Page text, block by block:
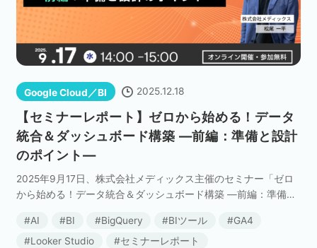
Google Cloud／BI 2025.12.18
【セミナーレポート】ゼロから始める！データ
統合＆ダッシュボード構築 ―前編：準備と設計
のポイント―
2025年9月17日、株式会社メディックス主催のセミナー「ゼロ
から始める！データ統合＆ダッシュボード構築 ―前編：準備と
ティング領域において、広告データ、Webサ […]
AI BI BigQuery BIツール
GA4
Looker Studio
セミナーレポート